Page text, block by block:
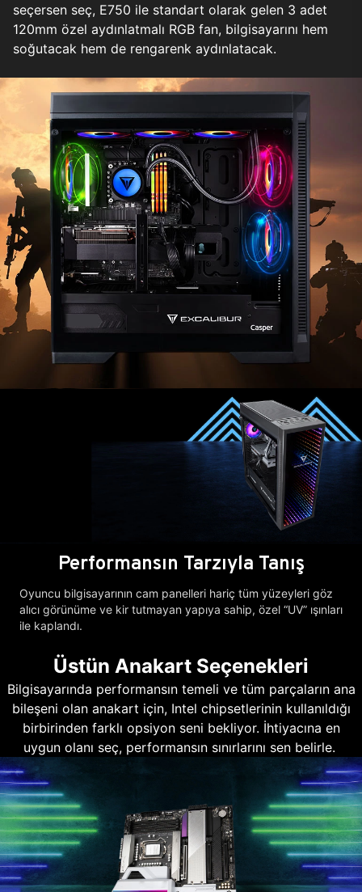
seçersen seç, E750 ile standart olarak gelen 3 adet
120mm özel aydınlatmalı RGB fan, bilgisayarını hem
soğutacak hem de rengarenk aydınlatacak.
Performansın Tarzıyla Tanış
Oyuncu bilgisayarının cam panelleri hariç tüm yüzeyleri göz
alıcı görünüme ve kir tutmayan yapıya sahip, özel “UV” ışınları
ile kaplandı.
Üstün Anakart Seçenekleri
Bilgisayarında performansın temeli ve tüm parçaların ana
bileşeni olan anakart için, Intel chipsetlerinin kullanıldığı
birbirinden farklı opsiyon seni bekliyor. İhtiyacına en
uygun olanı seç, performansın sınırlarını sen belirle.